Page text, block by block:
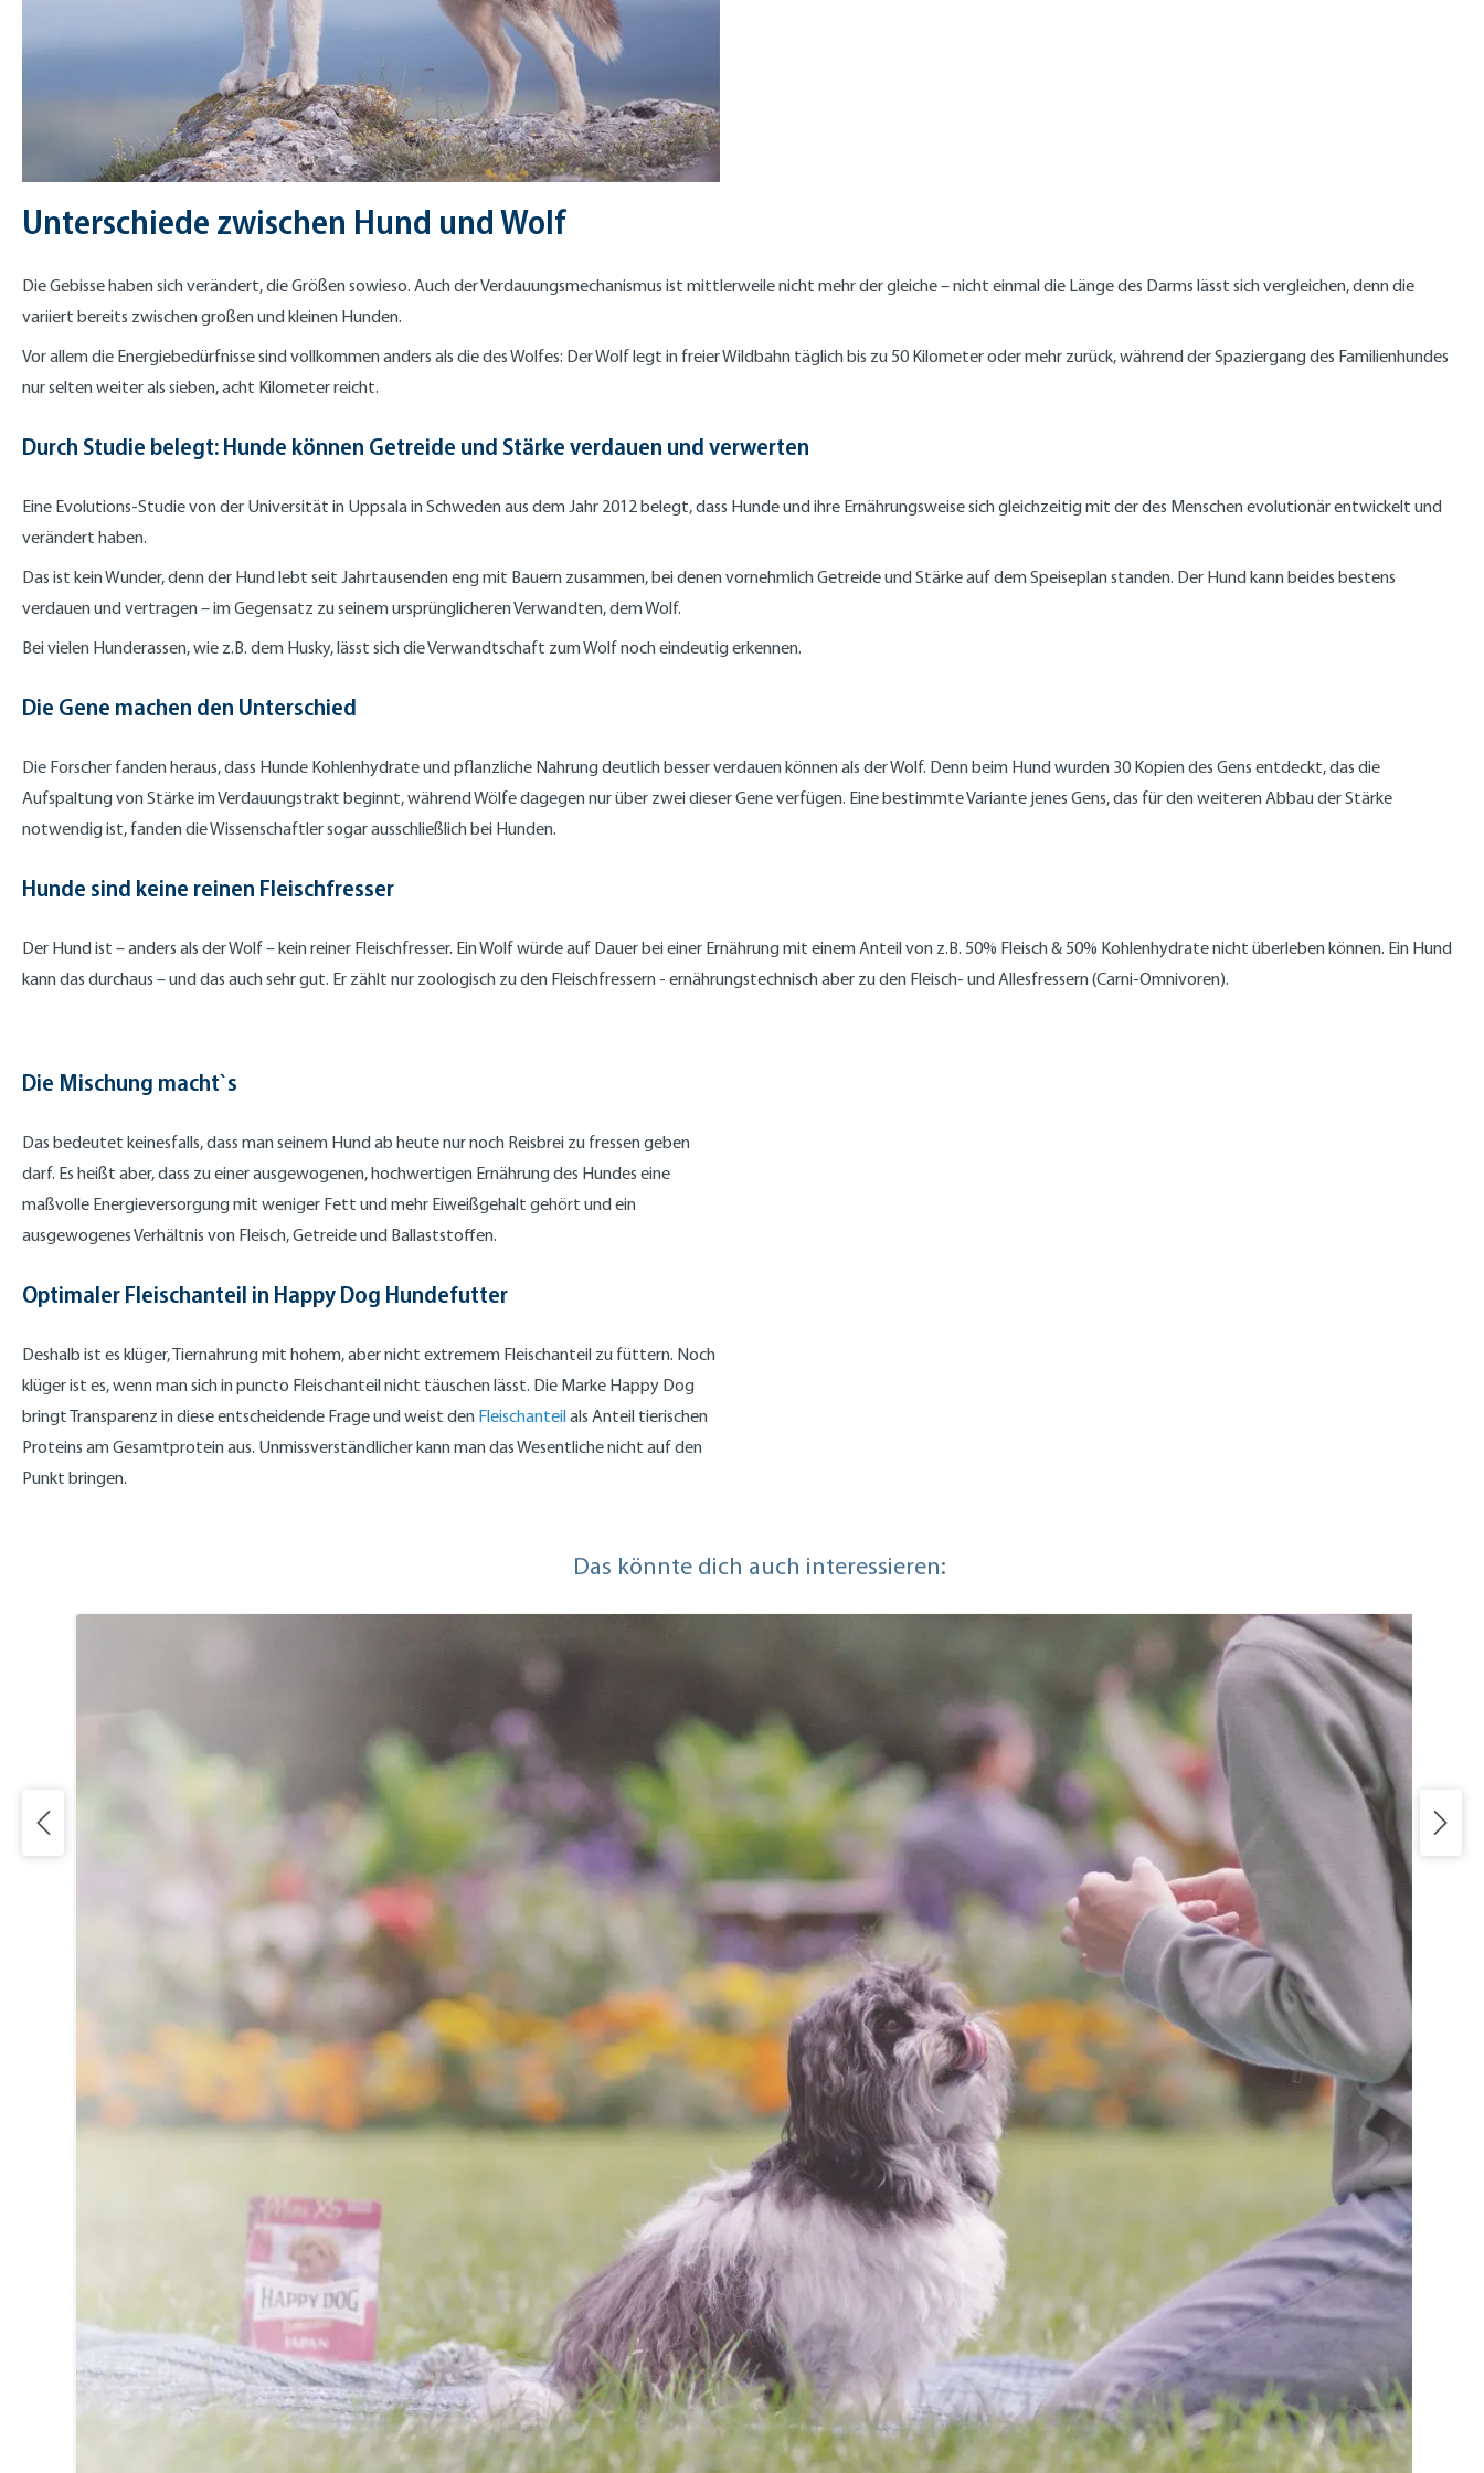
Unterschiede zwischen Hund und Wolf
Die Gebisse haben sich verändert, die Größen sowieso. Auch der Verdauungsmechanismus ist mittlerweile nicht mehr der gleiche – nicht einmal die Länge des Darms lässt sich vergleichen, denn die
variiert bereits zwischen großen und kleinen Hunden.
Vor allem die Energiebedürfnisse sind vollkommen anders als die des Wolfes: Der Wolf legt in freier Wildbahn täglich bis zu 50 Kilometer oder mehr zurück, während der Spaziergang des Familienhundes
nur selten weiter als sieben, acht Kilometer reicht.
Durch Studie belegt: Hunde können Getreide und Stärke verdauen und verwerten
Eine Evolutions-Studie von der Universität in Uppsala in Schweden aus dem Jahr 2012 belegt, dass Hunde und ihre Ernährungsweise sich gleichzeitig mit der des Menschen evolutionär entwickelt und
verändert haben.
Das ist kein Wunder, denn der Hund lebt seit Jahrtausenden eng mit Bauern zusammen, bei denen vornehmlich Getreide und Stärke auf dem Speiseplan standen. Der Hund kann beides bestens
verdauen und vertragen – im Gegensatz zu seinem ursprünglicheren Verwandten, dem Wolf.
Bei vielen Hunderassen, wie z.B. dem Husky, lässt sich die Verwandtschaft zum Wolf noch eindeutig erkennen.
Die Gene machen den Unterschied
Die Forscher fanden heraus, dass Hunde Kohlenhydrate und pflanzliche Nahrung deutlich besser verdauen können als der Wolf. Denn beim Hund wurden 30 Kopien des Gens entdeckt, das die
Aufspaltung von Stärke im Verdauungstrakt beginnt, während Wölfe dagegen nur über zwei dieser Gene verfügen. Eine bestimmte Variante jenes Gens, das für den weiteren Abbau der Stärke
notwendig ist, fanden die Wissenschaftler sogar ausschließlich bei Hunden.
Hunde sind keine reinen Fleischfresser
Der Hund ist – anders als der Wolf – kein reiner Fleischfresser. Ein Wolf würde auf Dauer bei einer Ernährung mit einem Anteil von z.B. 50% Fleisch & 50% Kohlenhydrate nicht überleben können. Ein Hund
kann das durchaus – und das auch sehr gut. Er zählt nur zoologisch zu den Fleischfressern - ernährungstechnisch aber zu den Fleisch- und Allesfressern (Carni-Omnivoren).
Die Mischung macht`s
Das bedeutet keinesfalls, dass man seinem Hund ab heute nur noch Reisbrei zu fressen geben
darf. Es heißt aber, dass zu einer ausgewogenen, hochwertigen Ernährung des Hundes eine
maßvolle Energieversorgung mit weniger Fett und mehr Eiweißgehalt gehört und ein
ausgewogenes Verhältnis von Fleisch, Getreide und Ballaststoffen.
Optimaler Fleischanteil in Happy Dog Hundefutter
Deshalb ist es klüger, Tiernahrung mit hohem, aber nicht extremem Fleischanteil zu füttern. Noch
klüger ist es, wenn man sich in puncto Fleischanteil nicht täuschen lässt. Die Marke Happy Dog
bringt Transparenz in diese entscheidende Frage und weist den Fleischanteilals Anteil tierischen
Proteins am Gesamtprotein aus. Unmissverständlicher kann man das Wesentliche nicht auf den
Punkt bringen.
Das könnte dich auch interessieren: